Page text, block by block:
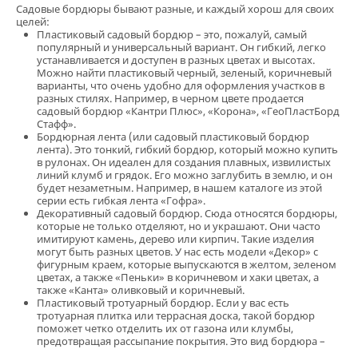
Садовые бордюры бывают разные, и каждый хорош для своих
целей:
Пластиковый садовый бордюр – это, пожалуй, самый
популярный и универсальный вариант. Он гибкий, легко
устанавливается и доступен в разных цветах и высотах.
Можно найти пластиковый черный, зеленый, коричневый
варианты, что очень удобно для оформления участков в
разных стилях. Например, в черном цвете продается
садовый бордюр «Кантри Плюс», «Корона», «ГеоПластБорд
Стафф».
Бордюрная лента (или садовый пластиковый бордюр
лента). Это тонкий, гибкий бордюр, который можно купить
в рулонах. Он идеален для создания плавных, извилистых
линий клумб и грядок. Его можно заглубить в землю, и он
будет незаметным. Например, в нашем каталоге из этой
серии есть гибкая лента «Гофра».
Декоративный садовый бордюр. Сюда относятся бордюры,
которые не только отделяют, но и украшают. Они часто
имитируют камень, дерево или кирпич. Такие изделия
могут быть разных цветов. У нас есть модели «Декор» с
фигурным краем, которые выпускаются в желтом, зеленом
цветах, а также «Пеньки» в коричневом и хаки цветах, а
также «Канта» оливковый и коричневый.
Пластиковый тротуарный бордюр. Если у вас есть
тротуарная плитка или террасная доска, такой бордюр
поможет четко отделить их от газона или клумбы,
предотвращая рассыпание покрытия. Это вид бордюра –